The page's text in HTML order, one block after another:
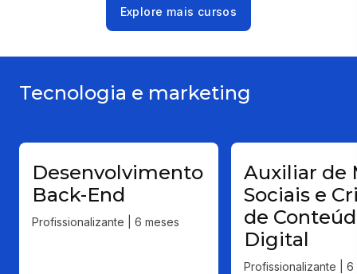
Explore mais cursos
Tecnologia e marketing
Desenvolvimento
Back-End
Profissionalizante | 6 meses
Auxiliar de
Sociais e
de
Digital
Profissionalizante | 6